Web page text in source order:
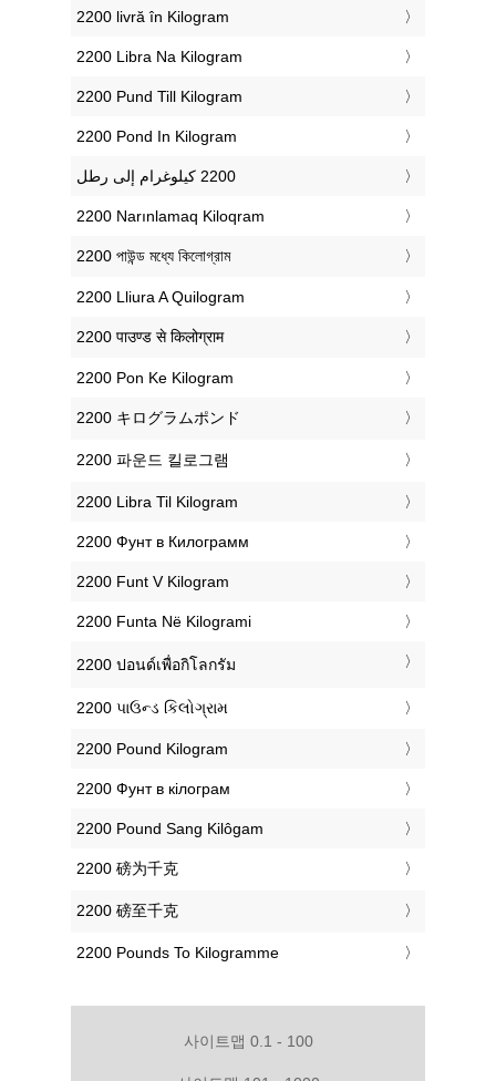
‎2200 livră în Kilogram
‎2200 Libra Na Kilogram
‎2200 Pund Till Kilogram
‎2200 Pond In Kilogram
‎2200 Narınlamaq Kiloqram
‎2200 পাউন্ড মধ্যে কিলোগ্রাম
‎2200 Lliura A Quilogram
‎2200 पाउण्ड से किलोग्राम
‎2200 Pon Ke Kilogram
‎2200 キログラムポンド
‎2200 파운드 킬로그램
‎2200 Libra Til Kilogram
‎2200 Фунт в Килограмм
‎2200 Funt V Kilogram
‎2200 Funta Në Kilogrami
‎2200 ปอนด์เพื่อกิโลกรัม
‎2200 પાઉન્ડ કિલોગ્રામ
‎2200 Pound Kilogram
‎2200 Фунт в кілограм
‎2200 Pound Sang Kilôgam
‎2200 磅为千克
‎2200 磅至千克
‎2200 Pounds To Kilogramme
사이트맵 0.1 - 100